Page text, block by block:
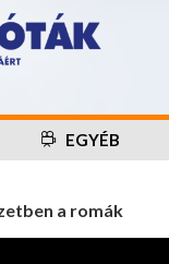
EGYÉB
a romák